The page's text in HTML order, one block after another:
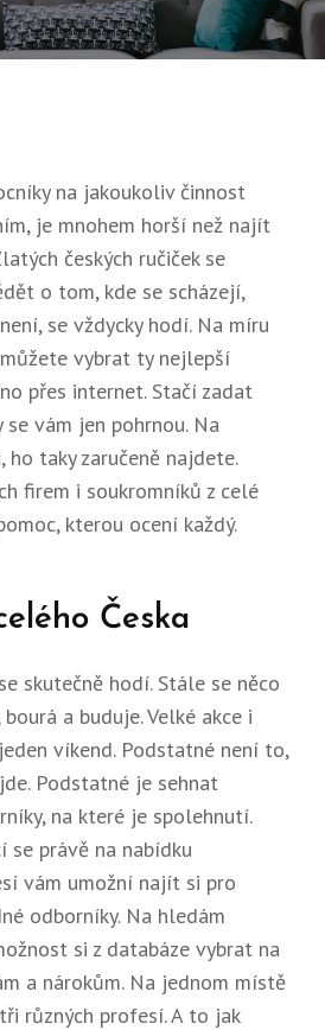
na jakoukoliv činnost
je mnohem horší než najít
českých ručiček se
o tom, kde se scházejí,
se vždycky hodí. Na míru
vybrat ty nejlepší
přes internet. Stačí zadat
vám jen pohrnou. Na
, ho taky zaručeně najdete.
firem i soukromníků z celé
kterou ocení každý.
Česka
skutečně hodí. Stále se něco
a buduje. Velké akce i
víkend. Podstatné není to,
Podstatné je sehnat
na které je spolehnutí.
se právě na nabídku
vám umožní najít si pro
odborníky. Na hledám
si z databáze vybrat na
a nárokům. Na jednom místě
různých profesí. A to jak